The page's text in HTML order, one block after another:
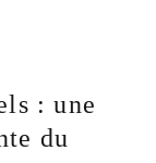
: une
du